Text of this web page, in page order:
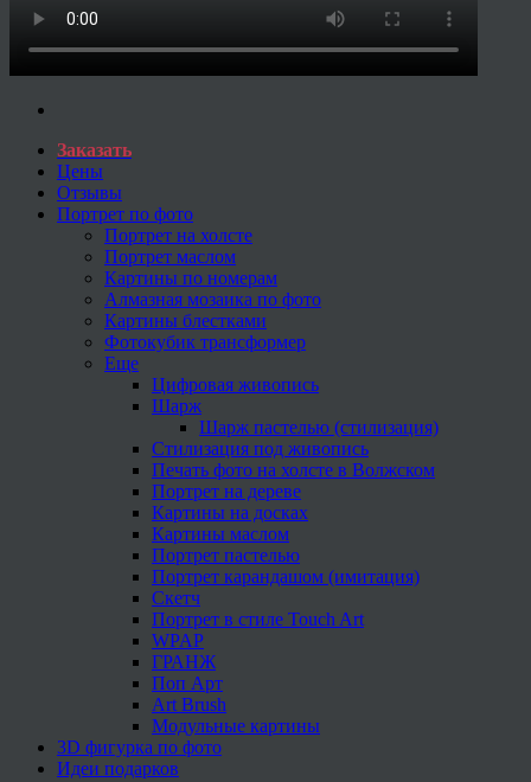
Заказать
Цены
Отзывы
Портрет по фото
Портрет на холсте
Портрет маслом
Картины по номерам
Алмазная мозаика по фото
Картины блестками
Фотокубик трансформер
Еще
Цифровая живопись
Шарж
Шарж пастелью (стилизация)
Стилизация под живопись
Печать фото на холсте в Волжском
Портрет на дереве
Картины на досках
Картины маслом
Портрет пастелью
Портрет карандашом (имитация)
Скетч
Портрет в стиле Touch Art
WPAP
ГРАНЖ
Поп Арт
Art Brush
Модульные картины
3D фигурка по фото
Идеи подарков